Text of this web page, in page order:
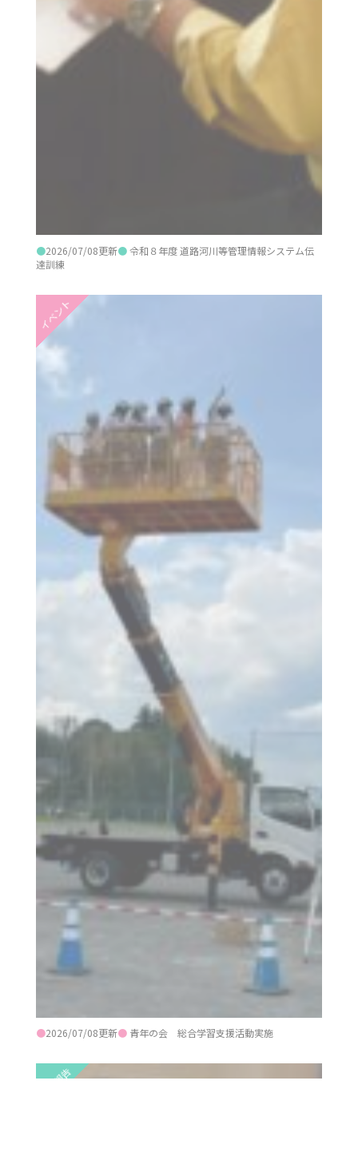
●2026/07/08更新●令和８年度 道路河川等管理情報システム伝
達訓練
イベント
●2026/07/08更新●青年の会 総合学習支援活動実施
活動報告